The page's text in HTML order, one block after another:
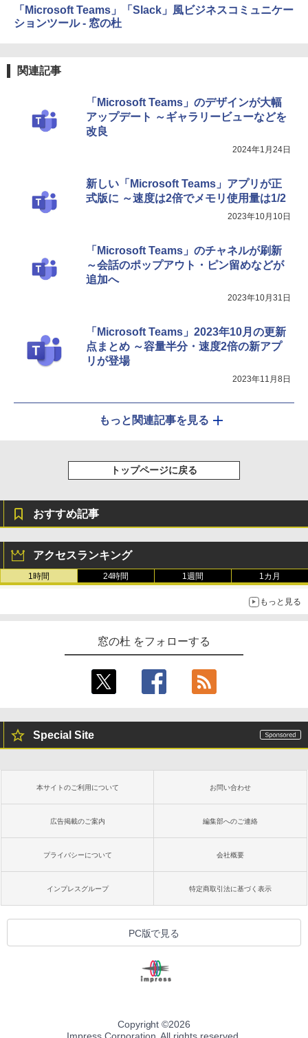
1冊ですべて身につくHTML & CSSとWe
FM TOWNS ハイパー・カタログ: 本体ハ
￥27,980
テリー、広告無し、ブラック (2025年発
売)
New Amazon Kindle Scribe Colorsoft |
11インチカラーディスプレイ、64GBスト
レージ、ノート機能搭載、明るさ自動調
整、色調調節ライト、プレミアムペン付
￥115,980
「Microsoft Teams」「Slack」風ビジネスコミュニケー
ションツール - 窓の杜
関連記事
「Microsoft Teams」のデザインが大幅
アップデート ～ギャラリービューなどを
改良
2024年1月24日
新しい「Microsoft Teams」アプリが正
式版に ～速度は2倍でメモリ使用量は1/2
2023年10月10日
「Microsoft Teams」のチャネルが刷新
～会話のポップアウト・ピン留めなどが
追加へ
2023年10月31日
「Microsoft Teams」2023年10月の更新
点まとめ ～容量半分・速度2倍の新アプ
リが登場
2023年11月8日
もっと関連記事を見る
トップページに戻る
おすすめ記事
アクセスランキング
1時間 24時間 1週間 1カ月
もっと見る
窓の杜 をフォローする
Special Site
本サイトのご利用について お問い合わせ
広告掲載のご案内 編集部へのご連絡
プライバシーについて 会社概要
インプレスグループ 特定商取引法に基づく表示
PC版で見る
Copyright ©2026